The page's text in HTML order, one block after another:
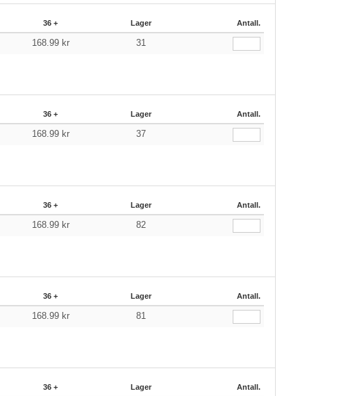
36 + Lager Antall.
168.99 kr 31
36 + Lager Antall.
168.99 kr 37
36 + Lager Antall.
168.99 kr 82
36 + Lager Antall.
168.99 kr 81
36 + Lager Antall.